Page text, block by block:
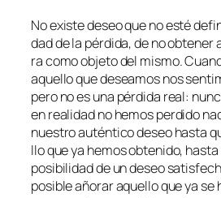
No exis­te de­seo que no es­té
dad de la pér­di­da, de no
ra co­mo ob­je­to del mis­mo.
aque­llo que de­sea­mos nos
pe­ro no es una pér­di­da real:
en reali­dad no he­mos per­di­do
nues­tro au­tén­ti­co de­seo has­ta
llo que ya he­mos ob­te­ni­do,
po­si­bi­li­dad de un de­seo
po­si­ble año­rar aque­llo que ya se